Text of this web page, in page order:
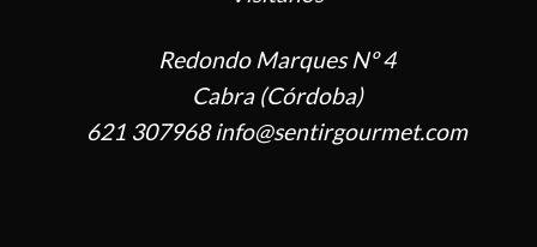
Redondo Marques Nº 4
Cabra (Córdoba)
621 307968 info@sentirgourmet.com